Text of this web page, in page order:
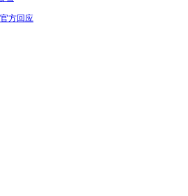
方回应